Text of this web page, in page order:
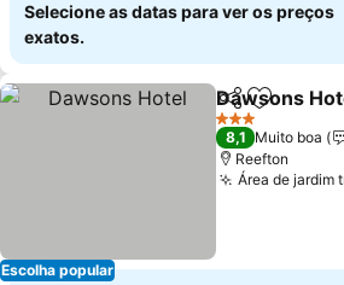
Selecione as datas para ver os preços
exatos.
Escolha popular
Partilhar
Dawsons
3 Estrelas
8,1 Muito boa
Reefton
Área de jardim